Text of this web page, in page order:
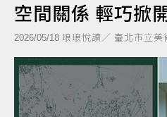
空間關係 輕巧掀
2026/05/18 琅琅悅讀／ 臺北市立美